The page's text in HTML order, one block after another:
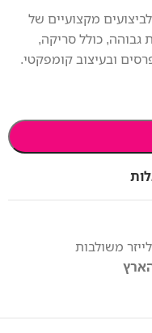
מקצועיים של
גבוהה, כולל סריקה,
ובעיצוב קומפקטי.
משולבות